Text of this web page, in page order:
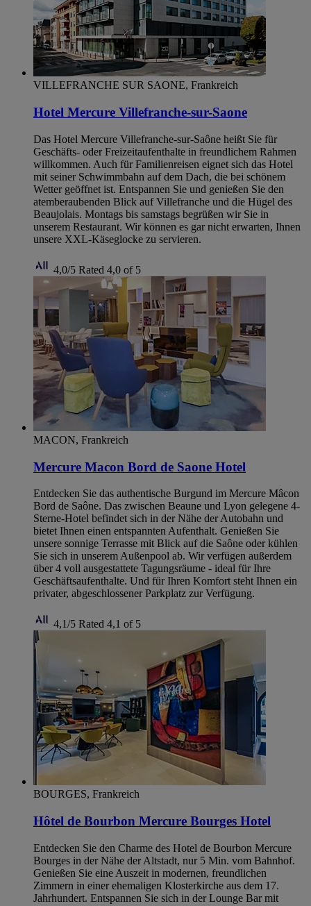
VILLEFRANCHE SUR SAONE, Frankreich
Hotel Mercure Villefranche-sur-Saone
Das Hotel Mercure Villefranche-sur-Saône heißt Sie für
Geschäfts- oder Freizeitaufenthalte in freundlichem Rahmen
willkommen. Auch für Familienreisen eignet sich das Hotel
mit seiner Schwimmbahn auf dem Dach, die bei schönem
Wetter geöffnet ist. Entspannen Sie und genießen Sie den
atemberaubenden Blick auf Villefranche und die Hügel des
Beaujolais. Montags bis samstags begrüßen wir Sie in
unserem Restaurant. Wir können es gar nicht erwarten, Ihnen
unsere XXL-Käseglocke zu servieren.
4,0/5 Rated 4,0 of 5
MACON, Frankreich
Mercure Macon Bord de Saone Hotel
Entdecken Sie das authentische Burgund im Mercure Mâcon
Bord de Saône. Das zwischen Beaune und Lyon gelegene 4-
Sterne-Hotel befindet sich in der Nähe der Autobahn und
bietet Ihnen einen entspannten Aufenthalt. Genießen Sie
unsere sonnige Terrasse mit Blick auf die Saône oder kühlen
Sie sich in unserem Außenpool ab. Wir verfügen außerdem
über 4 voll ausgestattete Tagungsräume - ideal für Ihre
Geschäftsaufenthalte. Und für Ihren Komfort steht Ihnen ein
privater, abgeschlossener Parkplatz zur Verfügung.
4,1/5 Rated 4,1 of 5
BOURGES, Frankreich
Hôtel de Bourbon Mercure Bourges Hotel
Entdecken Sie den Charme des Hotel de Bourbon Mercure
Bourges in der Nähe der Altstadt, nur 5 Min. vom Bahnhof.
Genießen Sie eine Auszeit in modernen, freundlichen
Zimmern in einer ehemaligen Klosterkirche aus dem 17.
Jahrhundert. Entspannen Sie sich in der Lounge Bar mit